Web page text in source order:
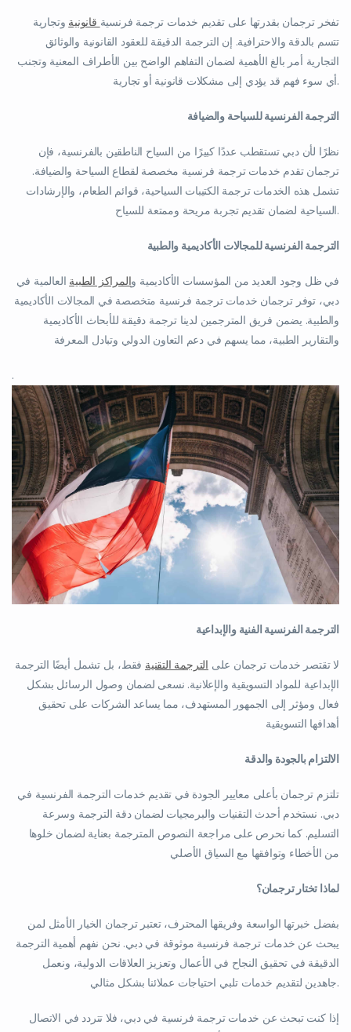
تفخر ترجمان بقدرتها على تقديم خدمات ترجمة فرنسية قانونية وتجارية
تتسم بالدقة والاحترافية. إن الترجمة الدقيقة للعقود القانونية والوثائق
التجارية أمر بالغ الأهمية لضمان التفاهم الواضح بين الأطراف المعنية وتجنب
أي سوء فهم قد يؤدي إلى مشكلات قانونية أو تجارية.
الترجمة الفرنسية للسياحة والضيافة
نظرًا لأن دبي تستقطب عددًا كبيرًا من السياح الناطقين بالفرنسية، فإن
ترجمان تقدم خدمات ترجمة فرنسية مخصصة لقطاع السياحة والضيافة.
تشمل هذه الخدمات ترجمة الكتيبات السياحية، قوائم الطعام، والإرشادات
السياحية لضمان تقديم تجربة مريحة وممتعة للسياح.
الترجمة الفرنسية للمجالات الأكاديمية والطبية
في ظل وجود العديد من المؤسسات الأكاديمية والمراكز الطبية العالمية في
دبي، توفر ترجمان خدمات ترجمة فرنسية متخصصة في المجالات الأكاديمية
والطبية. يضمن فريق المترجمين لدينا ترجمة دقيقة للأبحاث الأكاديمية
والتقارير الطبية، مما يسهم في دعم التعاون الدولي وتبادل المعرفة
.
الترجمة الفرنسية الفنية والإبداعية
لا تقتصر خدمات ترجمان على الترجمة التقنية فقط، بل تشمل أيضًا الترجمة
الإبداعية للمواد التسويقية والإعلانية. نسعى لضمان وصول الرسائل بشكل
فعال ومؤثر إلى الجمهور المستهدف، مما يساعد الشركات على تحقيق
أهدافها التسويقية
الالتزام بالجودة والدقة
تلتزم ترجمان بأعلى معايير الجودة في تقديم خدمات الترجمة الفرنسية في
دبي. نستخدم أحدث التقنيات والبرمجيات لضمان دقة الترجمة وسرعة
التسليم. كما نحرص على مراجعة النصوص المترجمة بعناية لضمان خلوها
من الأخطاء وتوافقها مع السياق الأصلي
لماذا تختار ترجمان؟
بفضل خبرتها الواسعة وفريقها المحترف، تعتبر ترجمان الخيار الأمثل لمن
يبحث عن خدمات ترجمة فرنسية موثوقة في دبي. نحن نفهم أهمية الترجمة
الدقيقة في تحقيق النجاح في الأعمال وتعزيز العلاقات الدولية، ونعمل
جاهدين لتقديم خدمات تلبي احتياجات عملائنا بشكل مثالي.
إذا كنت تبحث عن خدمات ترجمة فرنسية في دبي، فلا تتردد في الاتصال